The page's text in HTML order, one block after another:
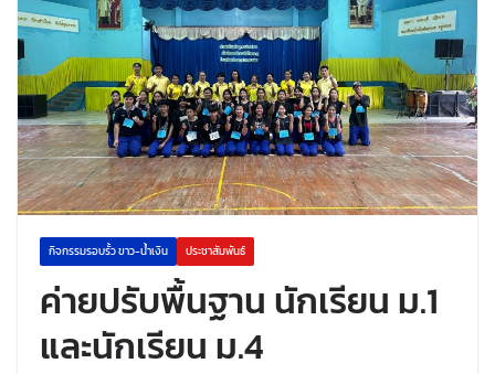
กิจกรรมรอบรั้ว ขาว-น้ำเงิน ประชาสัมพันธ์
ค่ายปรับพื้นฐาน นักเรียน ม.1
และนักเรียน ม.4